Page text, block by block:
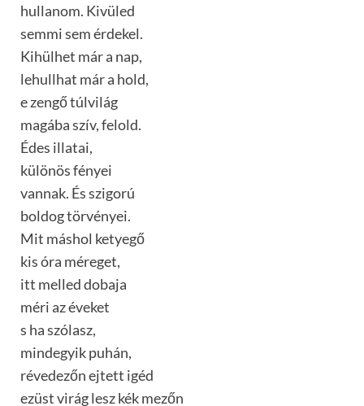
hullanom. Kivüled
semmi sem érdekel.
Kihülhet már a nap,
lehullhat már a hold,
e zengő túlvilág
magába szív, felold.
Édes illatai,
különös fényei
vannak. És szigorú
boldog törvényei.
Mit máshol ketyegő
kis óra méreget,
itt melled dobaja
méri az éveket
s ha szólasz,
mindegyik puhán,
révedezőn ejtett igéd
ezüst virág lesz kék mezőn